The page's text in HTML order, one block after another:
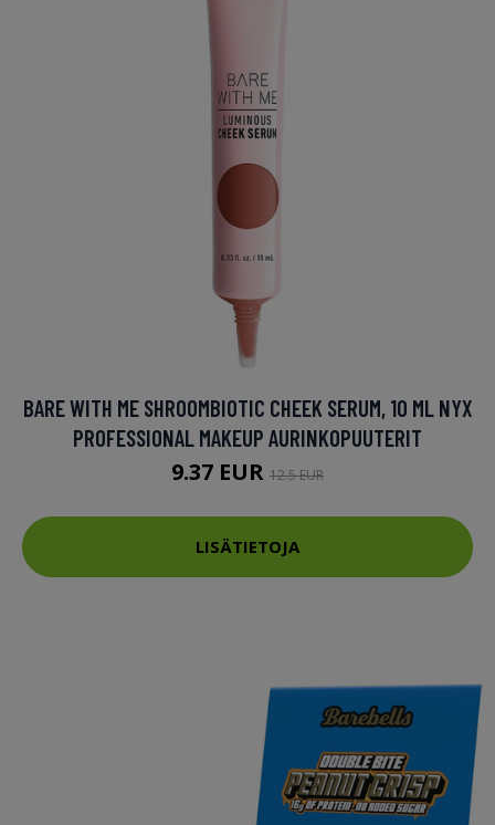
BARE WITH ME SHROOMBIOTIC CHEEK SERUM, 10 ML NYX
PROFESSIONAL MAKEUP AURINKOPUUTERIT
9.37 EUR 12.5 EUR
LISÄTIETOJA